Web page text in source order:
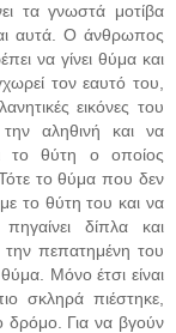
τα γνωστά μοτίβα
αυτά. Ο άνθρωπος
να γίνει θύμα και
τον εαυτό του,
εικόνες του
αληθινή και να
το θύτη ο οποίος
το θύμα που δεν
το θύτη του και να
δίπλα και
πεπατημένη του
Μόνο έτσι είναι
σκληρά πιέστηκε,
δρόμο. Για να βγούν